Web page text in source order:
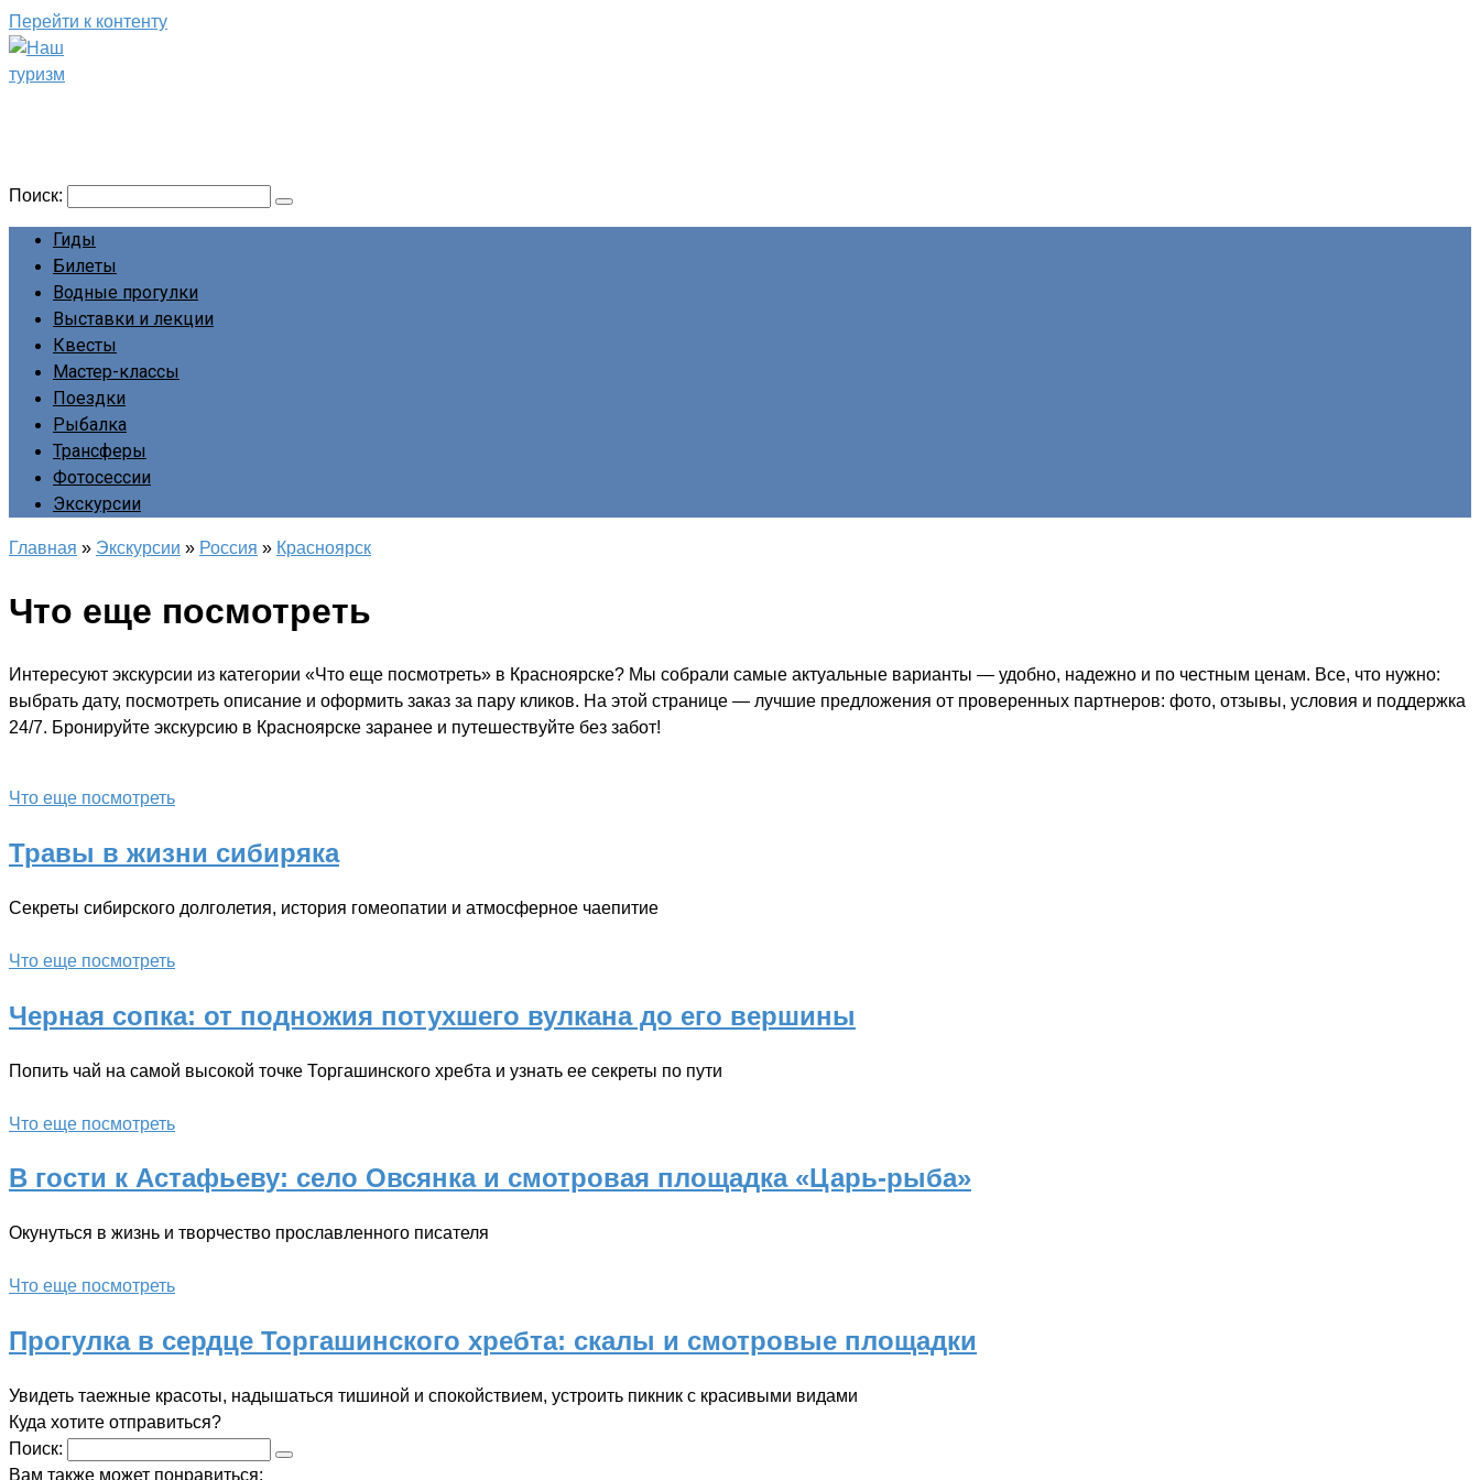
Перейти к контенту
Поиск:
Гиды
Билеты
Водные прогулки
Выставки и лекции
Квесты
Мастер-классы
Поездки
Рыбалка
Трансферы
Фотосессии
Экскурсии
Главная » Экскурсии » Россия » Красноярск
Что еще посмотреть
Интересуют экскурсии из категории «Что еще посмотреть» в Красноярске? Мы собрали самые актуальные варианты — удобно, надежно и по честным ценам. Все, что нужно:
выбрать дату, посмотреть описание и оформить заказ за пару кликов. На этой странице — лучшие предложения от проверенных партнеров: фото, отзывы, условия и поддержка
24/7. Бронируйте экскурсию в Красноярске заранее и путешествуйте без забот!
Что еще посмотреть
Травы в жизни сибиряка
Секреты сибирского долголетия, история гомеопатии и атмосферное чаепитие
Что еще посмотреть
Черная сопка: от подножия потухшего вулкана до его вершины
Попить чай на самой высокой точке Торгашинского хребта и узнать ее секреты по пути
Что еще посмотреть
В гости к Астафьеву: село Овсянка и смотровая площадка «Царь-рыба»
Окунуться в жизнь и творчество прославленного писателя
Что еще посмотреть
Прогулка в сердце Торгашинского хребта: скалы и смотровые площадки
Увидеть таежные красоты, надышаться тишиной и спокойствием, устроить пикник с красивыми видами
Куда хотите отправиться?
Поиск:
Вам также может понравиться: